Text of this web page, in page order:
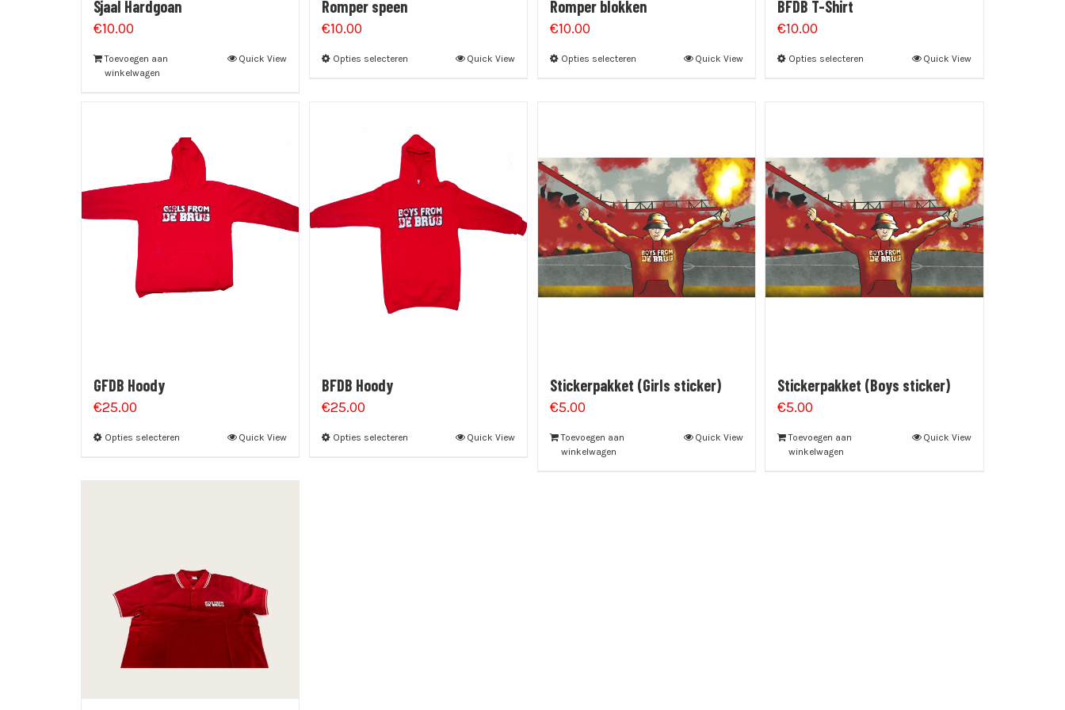
Sjaal Hardgoan
€10.00
Toevoegen aan
winkelwagen
Quick View
Romper speen
€10.00
Opties selecteren Quick View
Romper blokken
€10.00
Opties selecteren Quick View
BFDB T-Shirt
€10.00
Opties selecteren Quick View
GFDB Hoody
€25.00
Opties selecteren Quick View
BFDB Hoody
€25.00
Opties selecteren Quick View
Stickerpakket (Girls sticker)
€5.00
Toevoegen aan
winkelwagen
Quick View
Stickerpakket (Boys sticker)
€5.00
Toevoegen aan
winkelwagen
Quick View